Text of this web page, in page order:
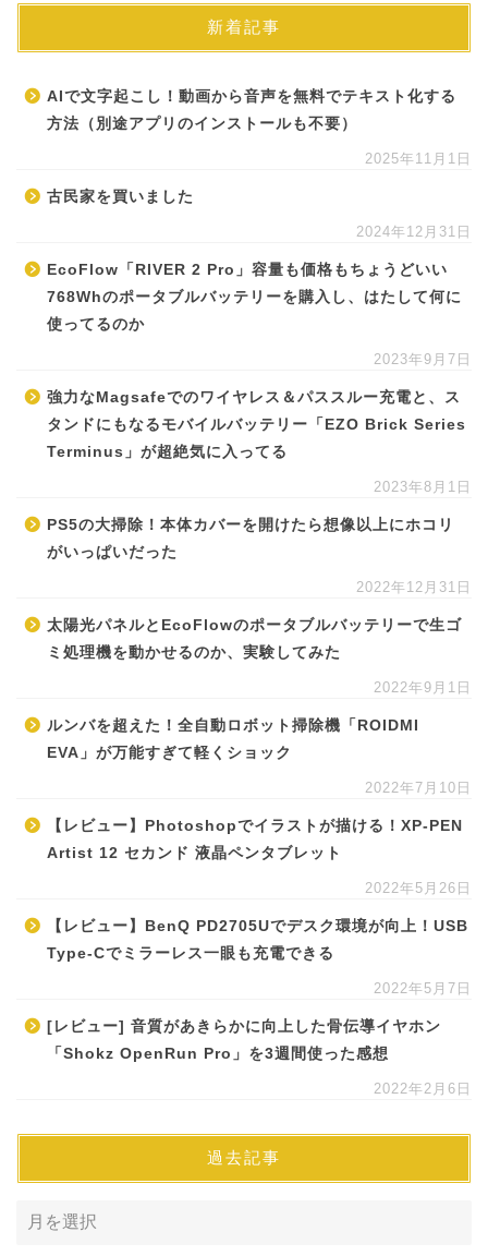
新着記事
AIで文字起こし！動画から音声を無料でテキスト化する
方法（別途アプリのインストールも不要）
2025年11月1日
古民家を買いました
2024年12月31日
EcoFlow「RIVER 2 Pro」容量も価格もちょうどいい
768Whのポータブルバッテリーを購入し、はたして何に
使ってるのか
2023年9月7日
強力なMagsafeでのワイヤレス＆パススルー充電と、ス
タンドにもなるモバイルバッテリー「EZO Brick Series
Terminus」が超絶気に入ってる
2023年8月1日
PS5の大掃除！本体カバーを開けたら想像以上にホコリ
がいっぱいだった
2022年12月31日
太陽光パネルとEcoFlowのポータブルバッテリーで生ゴ
ミ処理機を動かせるのか、実験してみた
2022年9月1日
ルンバを超えた！全自動ロボット掃除機「ROIDMI
EVA」が万能すぎて軽くショック
2022年7月10日
【レビュー】Photoshopでイラストが描ける！XP-PEN
Artist 12 セカンド 液晶ペンタブレット
2022年5月26日
【レビュー】BenQ PD2705Uでデスク環境が向上！USB
Type-Cでミラーレス一眼も充電できる
2022年5月7日
[レビュー] 音質があきらかに向上した骨伝導イヤホン
「Shokz OpenRun Pro」を3週間使った感想
2022年2月6日
過去記事